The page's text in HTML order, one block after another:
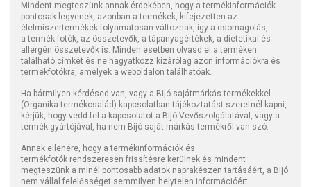
Mindent megteszünk annak érdekében, hogy a termékinformációk
pontosak legyenek, azonban a termékek, kifejezetten az
élelmiszertermékek folyamatosan változnak, így a csomagolás,
a termék fotók, az összetevők, a tápanyagértékek, a dietetikai és
allergén összetevők is. Minden esetben olvasd el a terméken
található címkét és ne hagyatkozz kizárólag azon információkra és
termékfotókra, amelyek a weboldalon találhatóak.
Ha bármilyen kérdésed van, vagy a Bijó sajátmárkás termékekkel
(Organika termékcsalád) kapcsolatban tájékoztatást szeretnél kapni,
kérjük, hogy vedd fel a kapcsolatot a Bijó Vevőszolgálatával, vagy a
termék gyártójával, ha nem Bijó saját márkás termékről van szó.
Annak ellenére, hogy a termékinformációk és
termékfotók rendszeresen frissítésre kerülnek és mindent
megteszünk a minél pontosabb adatok naprakészen tartásáért, a Bijó
nem vállal felelősséget semmilyen helytelen információért